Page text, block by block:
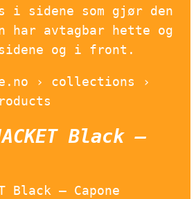
i sidene som gjør den
har avtagbar hette og
sidene og i front.
› collections ›
Black –
Black – Capone